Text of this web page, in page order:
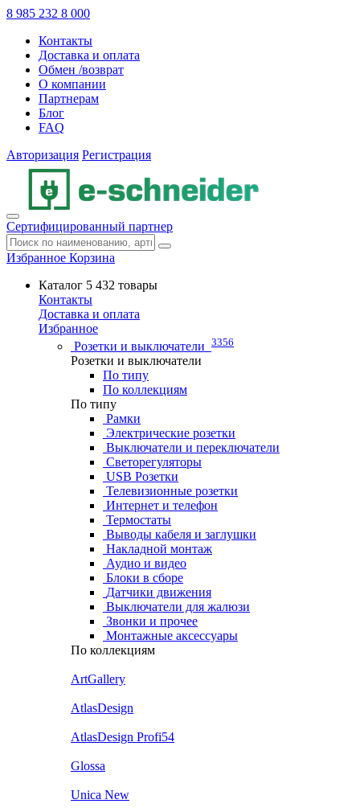
8 985 232 8 000
Контакты
Доставка и оплата
Обмен /возврат
О компании
Партнерам
Блог
FAQ
Авторизация Регистрация
Сертифицированный партнер
Избранное Корзина
Каталог 5 432 товары
Контакты
Доставка и оплата
Избранное
Розетки и выключатели 3356
Розетки и выключатели
По типу
По коллекциям
По типу
Рамки
Электрические розетки
Выключатели и переключатели
Светорегуляторы
USB Розетки
Телевизионные розетки
Интернет и телефон
Термостаты
Выводы кабеля и заглушки
Накладной монтаж
Аудио и видео
Блоки в сборе
Датчики движения
Выключатели для жалюзи
Звонки и прочее
Монтажные аксессуары
По коллекциям
ArtGallery
AtlasDesign
AtlasDesign Profi54
Glossa
Unica New